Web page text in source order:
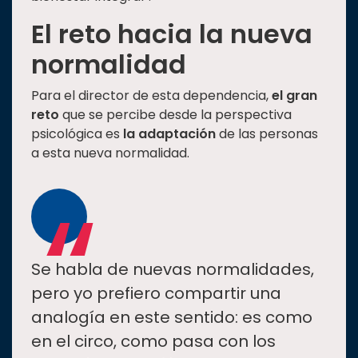
El reto hacia la nueva
normalidad
Para el director de esta dependencia,el gran
reto que se percibe desde la perspectiva
psicológica es la adaptaciónde las personas
a esta nueva normalidad.
“
Se habla de nuevas normalidades,
pero yo prefiero compartir una
analogía en este sentido: es como
en el circo, como pasa con los